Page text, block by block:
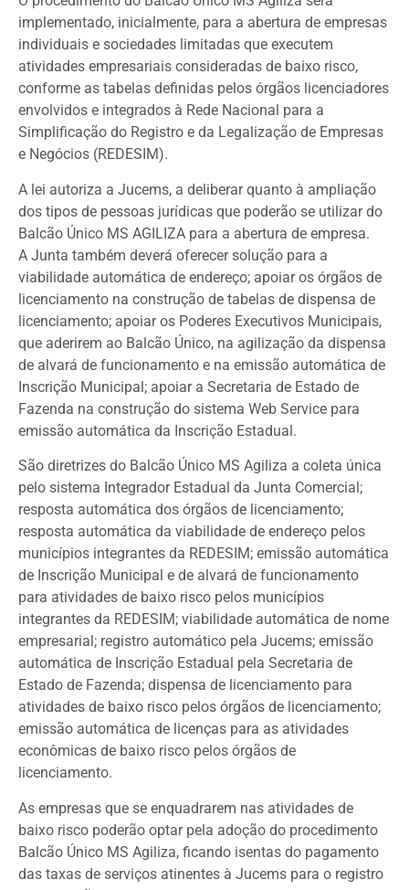
implementado, inicialmente, para a abertura de empresas
individuais e sociedades limitadas que executem
atividades empresariais consideradas de baixo risco,
conforme as tabelas definidas pelos órgãos licenciadores
envolvidos e integrados à Rede Nacional para a
Simplificação do Registro e da Legalização de Empresas
e Negócios (REDESIM).
A lei autoriza a Jucems, a deliberar quanto à ampliação
dos tipos de pessoas jurídicas que poderão se utilizar do
Balcão Único MS AGILIZA para a abertura de empresa.
A Junta também deverá oferecer solução para a
viabilidade automática de endereço; apoiar os órgãos de
licenciamento na construção de tabelas de dispensa de
licenciamento; apoiar os Poderes Executivos Municipais,
que aderirem ao Balcão Único, na agilização da dispensa
de alvará de funcionamento e na emissão automática de
Inscrição Municipal; apoiar a Secretaria de Estado de
Fazenda na construção do sistema Web Service para
emissão automática da Inscrição Estadual.
São diretrizes do Balcão Único MS Agiliza a coleta única
pelo sistema Integrador Estadual da Junta Comercial;
resposta automática dos órgãos de licenciamento;
resposta automática da viabilidade de endereço pelos
municípios integrantes da REDESIM; emissão automática
de Inscrição Municipal e de alvará de funcionamento
para atividades de baixo risco pelos municípios
integrantes da REDESIM; viabilidade automática de nome
empresarial; registro automático pela Jucems; emissão
automática de Inscrição Estadual pela Secretaria de
Estado de Fazenda; dispensa de licenciamento para
atividades de baixo risco pelos órgãos de licenciamento;
emissão automática de licenças para as atividades
econômicas de baixo risco pelos órgãos de
licenciamento.
As empresas que se enquadrarem nas atividades de
baixo risco poderão optar pela adoção do procedimento
Balcão Único MS Agiliza, ficando isentas do pagamento
das taxas de serviços atinentes à Jucems para o registro